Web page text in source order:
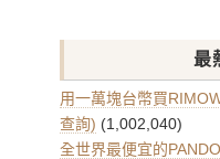
章
整
最
用一萬塊台幣買
查詢) (1,002,040)
全世界最便宜的